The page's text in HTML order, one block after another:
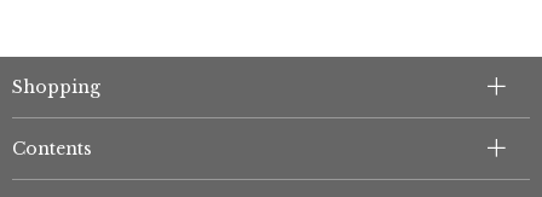
Shopping
Contents